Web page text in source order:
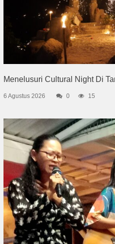
Menelusuri Cultural Night Di
6 Agustus 2026 0 15